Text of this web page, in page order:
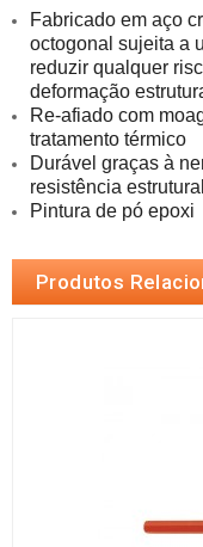
Fabricado em aço
octogonal sujeita a
reduzir qualquer
Re-afiado com
Durável graças à
Pintura de pó epoxi
Produtos